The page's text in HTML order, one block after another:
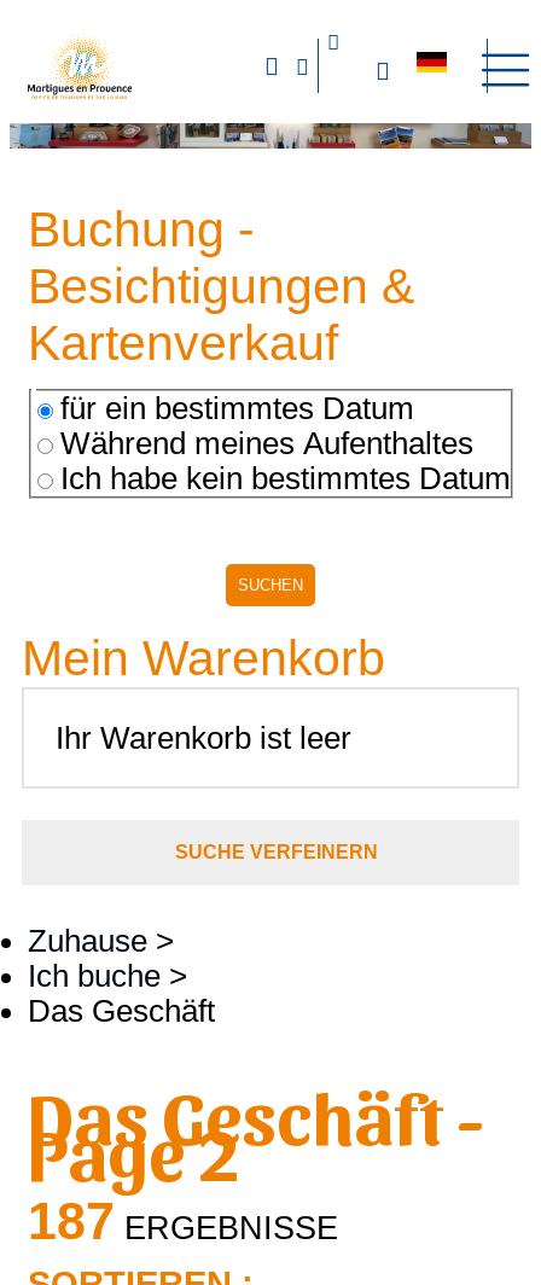
Buchung -
Besichtigungen &
Kartenverkauf
für ein bestimmtes Datum
Während meines Aufenthaltes
Ich habe kein bestimmtes Datum
Mein Warenkorb
Ihr Warenkorb ist leer
SUCHE VERFEINERN
Zuhause >
Ich buche >
Das Geschäft
Das Geschäft -
Page 2
187 ERGEBNISSE